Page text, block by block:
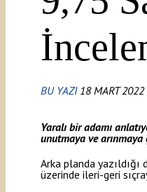
BU YAZI18 MART 2022
Yaralı bir adamı
unutmaya ve arınmaya
Arka planda
üzerinde ileri-geri